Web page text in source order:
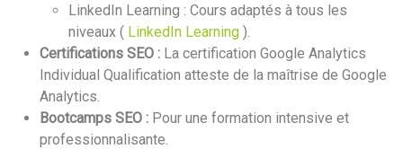
LinkedIn Learning : Cours adaptés à tous les
niveaux ( LinkedIn Learning ).
Certifications SEO : La certification Google Analytics
Individual Qualification atteste de la maîtrise de Google
Analytics.
Bootcamps SEO : Pour une formation intensive et
professionnalisante.